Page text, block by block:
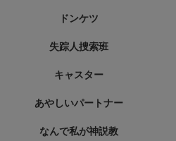
ドンケツ
失踪人捜索班
キャスター
あやしいパートナー
なんで私が神説教